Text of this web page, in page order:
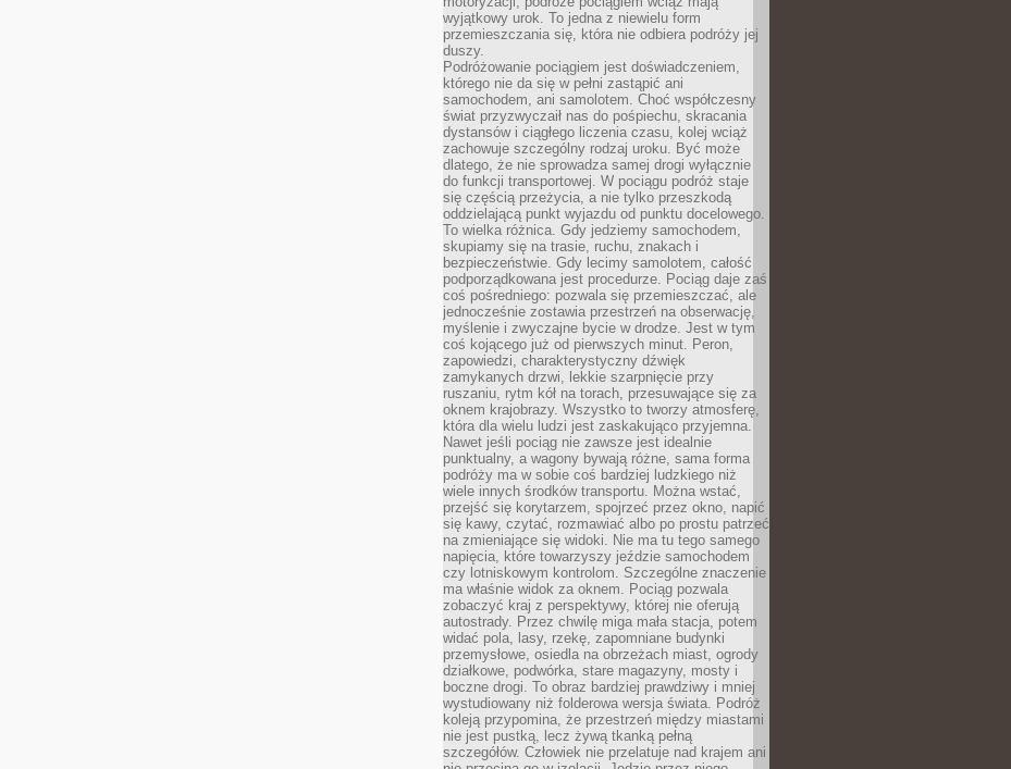
wyjątkowy urok. To jedna z niewielu form
przemieszczania się, która nie odbiera podróży jej
duszy.
Podróżowanie pociągiem jest doświadczeniem,
którego nie da się w pełni zastąpić ani
samochodem, ani samolotem. Choć współczesny
świat przyzwyczaił nas do pośpiechu, skracania
dystansów i ciągłego liczenia czasu, kolej wciąż
zachowuje szczególny rodzaj uroku. Być może
dlatego, że nie sprowadza samej drogi wyłącznie
do funkcji transportowej. W pociągu podróż staje
się częścią przeżycia, a nie tylko przeszkodą
oddzielającą punkt wyjazdu od punktu docelowego.
To wielka różnica. Gdy jedziemy samochodem,
skupiamy się na trasie, ruchu, znakach i
bezpieczeństwie. Gdy lecimy samolotem, całość
podporządkowana jest procedurze. Pociąg daje zaś
coś pośredniego: pozwala się przemieszczać, ale
jednocześnie zostawia przestrzeń na obserwację,
myślenie i zwyczajne bycie w drodze. Jest w tym
coś kojącego już od pierwszych minut. Peron,
zapowiedzi, charakterystyczny dźwięk
zamykanych drzwi, lekkie szarpnięcie przy
ruszaniu, rytm kół na torach, przesuwające się za
oknem krajobrazy. Wszystko to tworzy atmosferę,
która dla wielu ludzi jest zaskakująco przyjemna.
Nawet jeśli pociąg nie zawsze jest idealnie
punktualny, a wagony bywają różne, sama forma
podróży ma w sobie coś bardziej ludzkiego niż
wiele innych środków transportu. Można wstać,
przejść się korytarzem, spojrzeć przez okno, napić
się kawy, czytać, rozmawiać albo po prostu patrzeć
na zmieniające się widoki. Nie ma tu tego samego
napięcia, które towarzyszy jeździe samochodem
czy lotniskowym kontrolom. Szczególne znaczenie
ma właśnie widok za oknem. Pociąg pozwala
zobaczyć kraj z perspektywy, której nie oferują
autostrady. Przez chwilę miga mała stacja, potem
widać pola, lasy, rzekę, zapomniane budynki
przemysłowe, osiedla na obrzeżach miast, ogrody
działkowe, podwórka, stare magazyny, mosty i
boczne drogi. To obraz bardziej prawdziwy i mniej
wystudiowany niż folderowa wersja świata. Podróż
koleją przypomina, że przestrzeń między miastami
nie jest pustką, lecz żywą tkanką pełną
szczegółów. Człowiek nie przelatuje nad krajem ani